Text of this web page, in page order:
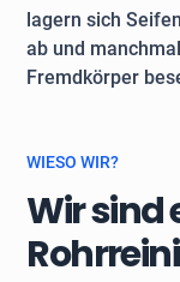
lagern sich
ab und
Fremdkörper
WIESO WIR?
Wir sind